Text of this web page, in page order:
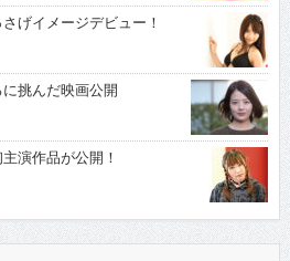
げイメージデビュー！
挑んだ映画公開
演作品が公開！